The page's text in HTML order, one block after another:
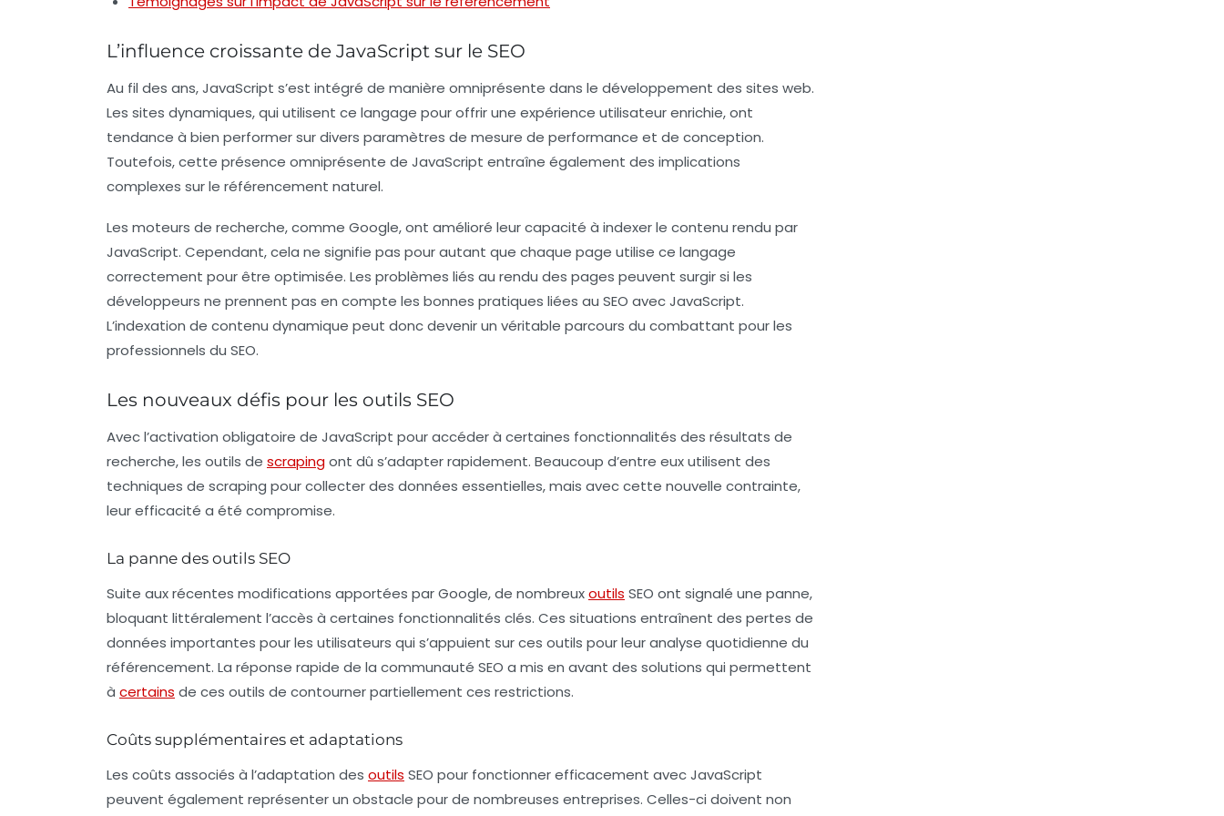
L’influence croissante de JavaScript sur le SEO
Au fil des ans, JavaScript s’est intégré de manière omniprésente dans le développement des sites web.
Les sites dynamiques, qui utilisent ce langage pour offrir une expérience utilisateur enrichie, ont
tendance à bien performer sur divers paramètres de mesure de performance et de conception.
Toutefois, cette présence omniprésente de JavaScript entraîne également des implications
complexes sur le référencement naturel.
Les moteurs de recherche, comme Google, ont amélioré leur capacité à indexer le contenu rendu par
JavaScript. Cependant, cela ne signifie pas pour autant que chaque page utilise ce langage
correctement pour être optimisée. Les problèmes liés au rendu des pages peuvent surgir si les
développeurs ne prennent pas en compte les bonnes pratiques liées au SEO avec JavaScript.
L’indexation de contenu dynamique peut donc devenir un véritable parcours du combattant pour les
professionnels du SEO.
Les nouveaux défis pour les outils SEO
Avec l’activation obligatoire de JavaScript pour accéder à certaines fonctionnalités des résultats de
recherche, les outils de scrapingont dû s’adapter rapidement. Beaucoup d’entre eux utilisent des
techniques de scraping pour collecter des données essentielles, mais avec cette nouvelle contrainte,
leur efficacité a été compromise.
La panne des outils SEO
Suite aux récentes modifications apportées par Google, de nombreuxoutils SEO ont signalé une panne,
bloquant littéralement l’accès à certaines fonctionnalités clés. Ces situations entraînent des pertes de
données importantes pour les utilisateurs qui s’appuient sur ces outils pour leur analyse quotidienne du
référencement. La réponse rapide de la communauté SEO a mis en avant des solutions qui permettent
à certains de ces outils de contourner partiellement ces restrictions.
Coûts supplémentaires et adaptations
Les coûts associés à l’adaptation des outils SEO pour fonctionner efficacement avec JavaScript
peuvent également représenter un obstacle pour de nombreuses entreprises. Celles-ci doivent non